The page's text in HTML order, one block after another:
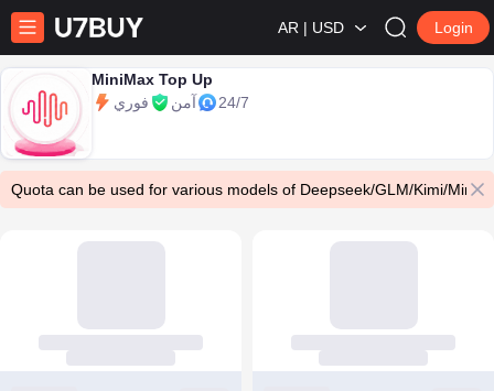
AR | USD Login
MiniMax Top Up
فوري
آمن 24/7
Quota can be used for various models of Deepseek/GLM/Kimi/